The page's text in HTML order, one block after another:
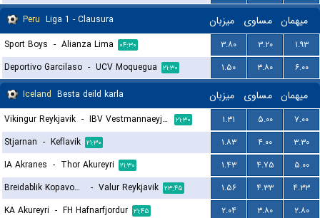
Peru Liga 1 - Clausura میزبان مساوی میهمان
Sport Boys - Alianza Lima ۰۴:۳۰ ۳.۸۰ ۳.۲۰
۱.۹۳
Deportivo Garcilaso - UCV Moquegua ۲۱:۳۰ ۱.۵۰ ۳.۸۰
۶.۰۰
Iceland Besta deild karla میزبان مساوی میهمان
Vikingur Reykjavik - IBV Vestmannaeyjar ۲۱:۳۰ ۱.۳۱ ۵.۰۰
۷.۰۰
Stjarnan - Keflavik ۲۱:۳۰ ۱.۸۳ ۴.۰۰
۳.۳۰
IA Akranes - Thor Akureyri ۲۱:۳۰ ۱.۴۳ ۴.۷۵
۵.۰۰
Breidablik Kopavogur
- Valur Reykjavik ۲۳:۴۵ ۱.۵۶ ۴.۳۳
۴.۳۳
KA Akureyri - FH Hafnarfjordur ۲۱:۴۵ ۲.۰۴ ۳.۸۰
۲.۸۰